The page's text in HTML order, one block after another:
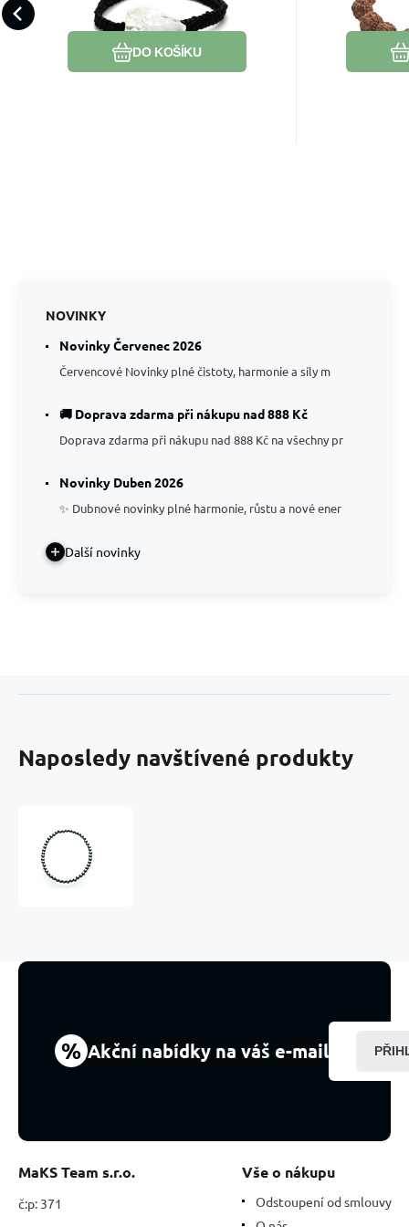
kámen kamenů
DO KOŠÍKU
Oblíbený
Porovnat
cestu k
NOVINKY
Novinky Červenec 2026
Červencové Novinky plné čistoty, harmonie a síly m
🚚 Doprava zdarma při nákupu nad 888 Kč
Doprava zdarma při nákupu nad 888 Kč na všechny pr
Novinky Duben 2026
✨ Dubnové novinky plné harmonie, růstu a nové ener
Další novinky
Naposledy navštívené produkty
mm
22
cm,
krve
% Akční nabídky na váš e-mail
MaKS Team s.r.o.
č:p: 371
Vše o nákupu
Odstoupení od smlouvy